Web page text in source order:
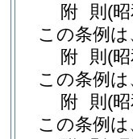
附 則 (
この条例
附 則 (
この条例
附 則 (
この条例